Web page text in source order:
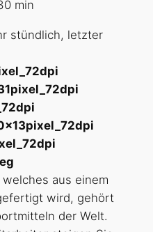
min
stündlich, letzter
aus einem
wird, gehört
der Welt.